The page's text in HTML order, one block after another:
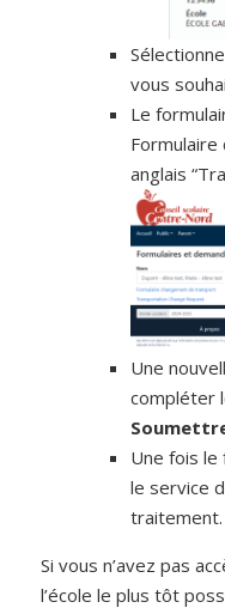
vous
Le
anglais
Une
compléter
Une fois
le service
traitement.
Si vous n’avez pas
l’école le plus tôt